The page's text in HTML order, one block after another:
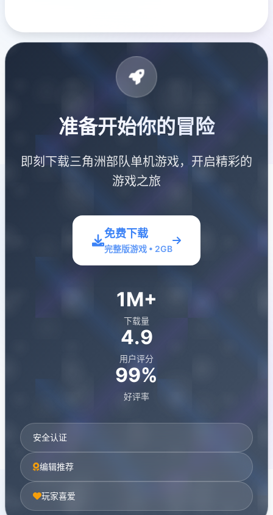
准备开始你的冒险
即刻下载三角洲部队单机游戏，开启精彩的
游戏之旅
免费下载
完整版游戏 • 2GB
1M+
下载量
4.9
用户评分
99%
好评率
安全认证
编辑推荐
玩家喜爱